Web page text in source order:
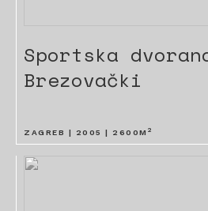
Sportska
Brezovački
ZAGREB | 2005 | 2600M 2